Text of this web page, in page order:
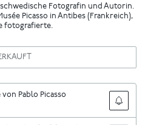
Fotografin und Autorin.
Picasso in Antibes (Frankreich),
fotografierte.
Pablo Picasso